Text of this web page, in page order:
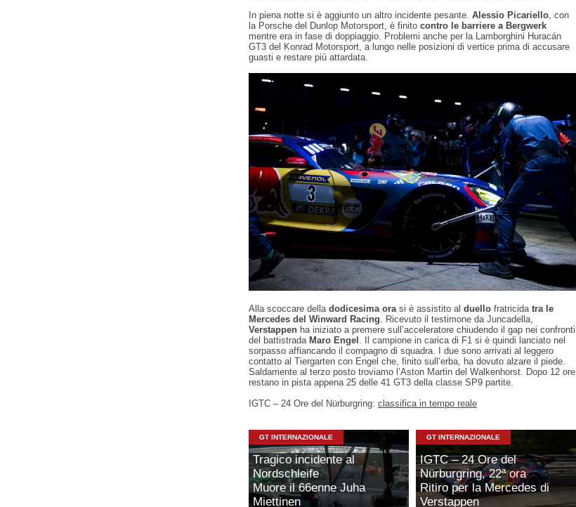
In piena notte si è aggiunto un altro incidente pesante. Alessio Picariello , con
la Porsche del Dunlop Motorsport, è finito contro le barriere a Bergwerk
mentre era in fase di doppiaggio. Problemi anche per la Lamborghini Huracán
GT3 del Konrad Motorsport, a lungo nelle posizioni di vertice prima di accusare
guasti e restare più attardata.
Alla scoccare della dodicesima ora si è assistito al duello fratricida tra le
Mercedes del Winward Racing. Ricevuto il testimone da Juncadella,
Verstappen ha iniziato a premere sull’acceleratore chiudendo il gap nei confronti
del battistrada Maro Engel . Il campione in carica di F1 si è quindi lanciato nel
sorpasso affiancando il compagno di squadra. I due sono arrivati al leggero
contatto al Tiergarten con Engel che, finito sull’erba, ha dovuto alzare il piede.
Saldamente al terzo posto troviamo l’Aston Martin del Walkenhorst. Dopo 12 ore
restano in pista appena 25 delle 41 GT3 della classe SP9 partite.
IGTC – 24 Ore del Nürburgring: classifica in tempo reale
GT INTERNAZIONALE
Tragico incidente al
Nordschleife
Muore il 66enne Juha
Miettinen
GT INTERNAZIONALE
IGTC – 24 Ore del
Nürburgring, 22ª ora
Ritiro per la Mercedes di
Verstappen